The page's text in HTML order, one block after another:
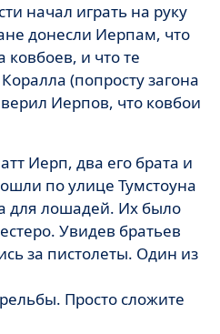
начал играть на руку
донесли Иерпам, что
ковбоев, и что те
(попросту загона
Иерпов, что ковбои
Иерп, два его брата и
по улице Тумстоуна
для лошадей. Их было
Увидев братьев
за пистолеты. Один из
Просто сложите